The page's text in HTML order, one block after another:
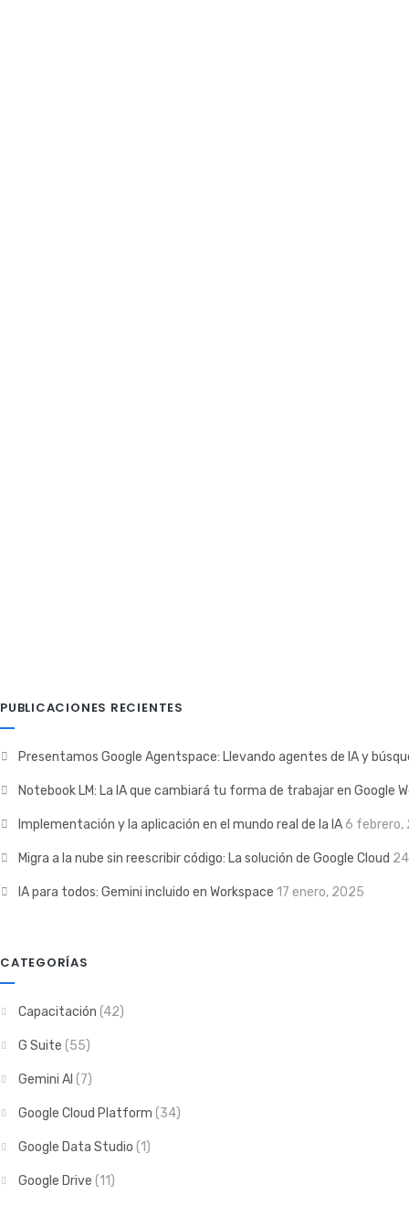
PUBLICACIONES RECIENTES
Presentamos Google Agentspace: Llevando agentes de IA y
Notebook LM: La IA que cambiará tu forma de trabajar en Google
Implementación y la aplicación en el mundo real de la IA 6 febrero,
Migra a la nube sin reescribir código: La solución de Google Cloud
IA para todos: Gemini incluido en Workspace 17 enero, 2025
CATEGORÍAS
Capacitación (42)
G Suite (55)
Gemini AI (7)
Google Cloud Platform (34)
Google Data Studio (1)
Google Drive (11)